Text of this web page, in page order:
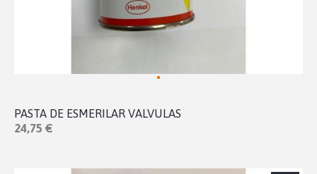
PASTA DE ESMERILAR VALVULAS
24,75 €